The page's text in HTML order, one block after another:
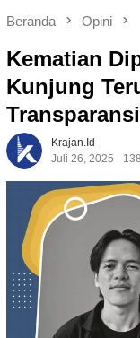
Beranda Opini
Kematian
Kunjung
Krajan.id
Juli 26, 2025